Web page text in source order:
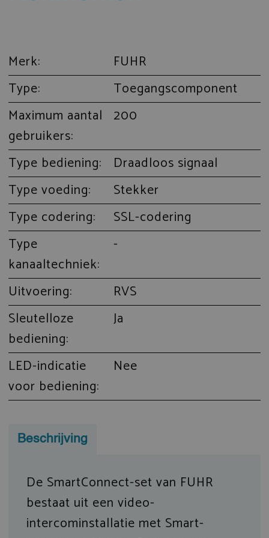
Merk:
FUHR
Type:
Toegangscomponent
Maximum aantal
gebruikers:
200
Type bediening:
Draadloos signaal
Type voeding:
Stekker
Type codering:
SSL-codering
Type
kanaaltechniek:
-
Uitvoering:
RVS
Sleutelloze
bediening:
Ja
LED-indicatie
voor bediening:
Nee
Beschrijving
De SmartConnect-set van FUHR
bestaat uit een video-
intercominstallatie met Smart-